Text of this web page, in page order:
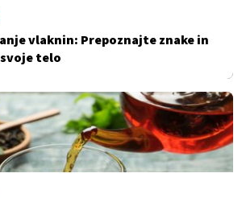
vlaknin: Prepoznajte znake in
telo